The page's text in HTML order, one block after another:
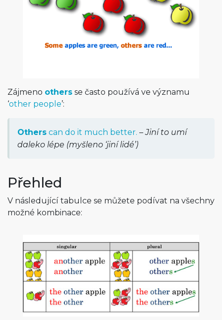
Zájmeno others se často používá ve významu
‘other people’:
Others can do it much better. –Jiní to umí
daleko lépe (myšleno ‘jiní lidé’)
Přehled
V následující tabulce se můžete podívat na všechny
možné kombinace: